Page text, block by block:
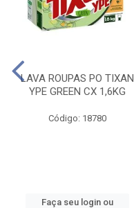
LAVA ROUPAS PO TIXAN
YPE GREEN CX 1,6KG
Código: 18780
Faça seu login ou